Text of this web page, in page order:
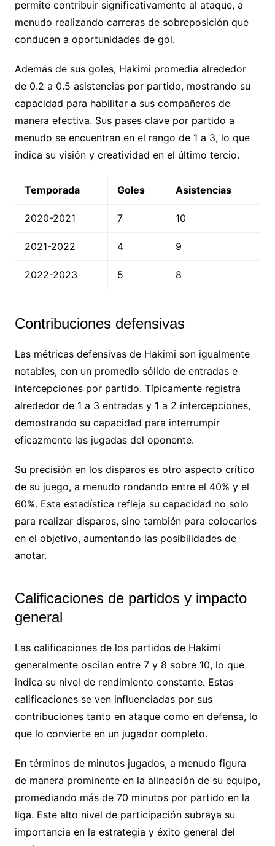
permite contribuir significativamente al ataque, a
menudo realizando carreras de sobreposición que
conducen a oportunidades de gol.
Además de sus goles, Hakimi promedia alrededor
de 0.2 a 0.5 asistencias por partido, mostrando su
capacidad para habilitar a sus compañeros de
manera efectiva. Sus pases clave por partido a
menudo se encuentran en el rango de 1 a 3, lo que
indica su visión y creatividad en el último tercio.
Temporada Goles Asistencias
2020-2021 7 10
2021-2022 4 9
2022-2023 5 8
Contribuciones defensivas
Las métricas defensivas de Hakimi son igualmente
notables, con un promedio sólido de entradas e
intercepciones por partido. Típicamente registra
alrededor de 1 a 3 entradas y 1 a 2 intercepciones,
demostrando su capacidad para interrumpir
eficazmente las jugadas del oponente.
Su precisión en los disparos es otro aspecto crítico
de su juego, a menudo rondando entre el 40% y el
60%. Esta estadística refleja su capacidad no solo
para realizar disparos, sino también para colocarlos
en el objetivo, aumentando las posibilidades de
anotar.
Calificaciones de partidos y impacto
general
Las calificaciones de los partidos de Hakimi
generalmente oscilan entre 7 y 8 sobre 10, lo que
indica su nivel de rendimiento constante. Estas
calificaciones se ven influenciadas por sus
contribuciones tanto en ataque como en defensa, lo
que lo convierte en un jugador completo.
En términos de minutos jugados, a menudo figura
de manera prominente en la alineación de su equipo,
promediando más de 70 minutos por partido en la
liga. Este alto nivel de participación subraya su
importancia en la estrategia y éxito general del